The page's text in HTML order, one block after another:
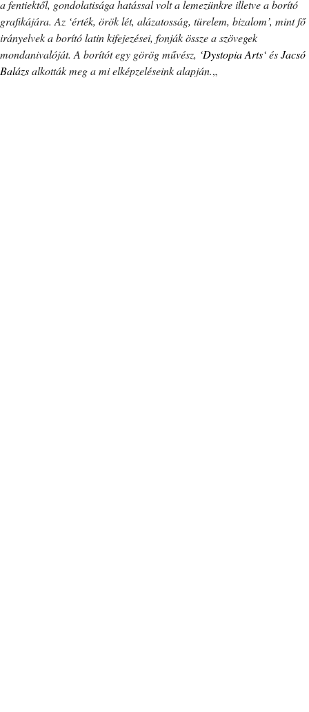
a fentiektől, gondolatisága hatással volt a lemezünkre illetve a borító
grafikájára. Az ‘érték, örök lét, alázatosság, türelem, bizalom’, mint fő
irányelvek a borító latin kifejezései, fonják össze a szövegek
mondanivalóját. A borítót egy görög művész, ‘Dystopia Arts‘ ésJacsó
Balázsalkották meg a mi elképzeléseink alapján.„